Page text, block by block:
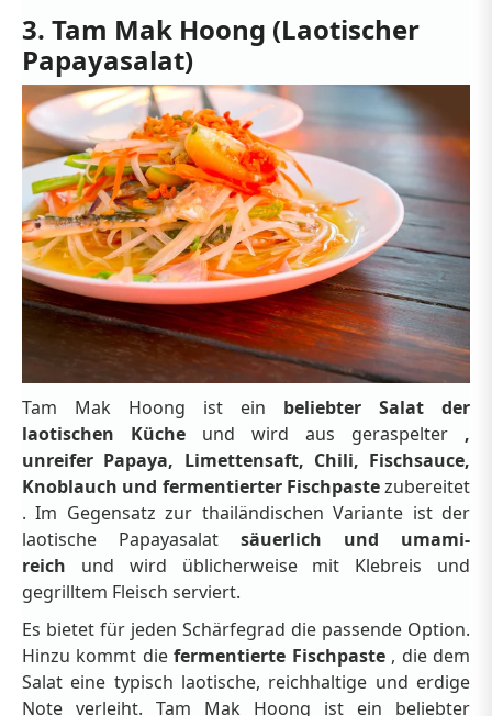
3. Tam Mak Hoong (Laotischer
Papayasalat)
Tam Mak Hoong ist ein beliebter Salat der
laotischen Küche und wird aus geraspelter ,
unreifer Papaya, Limettensaft, Chili, Fischsauce,
Knoblauch und fermentierter Fischpastezubereitet
. Im Gegensatz zur thailändischen Variante ist der
laotische Papayasalat säuerlich und umami-
reich und wird üblicherweise mit Klebreis und
gegrilltem Fleisch serviert.
Es bietet für jeden Schärfegrad die passende Option.
Hinzu kommt diefermentierte Fischpaste, die dem
Salat eine typisch laotische, reichhaltige und erdige
Note verleiht. Tam Mak Hoong ist ein beliebter